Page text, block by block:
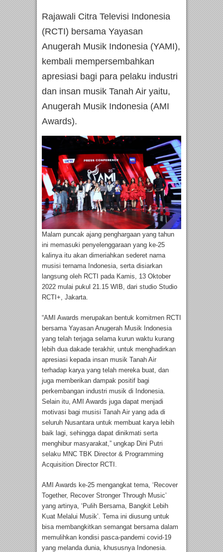
Rajawali Citra Televisi Indonesia
(RCTI) bersama Yayasan
Anugerah Musik Indonesia (YAMI),
kembali mempersembahkan
apresiasi bagi para pelaku industri
dan insan musik Tanah Air yaitu,
Anugerah Musik Indonesia (AMI
Awards).
Malam puncak ajang penghargaan yang tahun
ini memasuki penyelenggaraan yang ke-25
kalinya itu akan dimeriahkan sederet nama
musisi ternama Indonesia, serta disiarkan
langsung oleh RCTI pada Kamis, 13 Oktober
2022 mulai pukul 21.15 WIB, dari studio Studio
RCTI+, Jakarta.
“AMI Awards merupakan bentuk komitmen RCTI
bersama Yayasan Anugerah Musik Indonesia
yang telah terjaga selama kurun waktu kurang
lebih dua dakade terakhir, untuk menghadirkan
apresiasi kepada insan musik Tanah Air
terhadap karya yang telah mereka buat, dan
juga memberikan dampak positif bagi
perkembangan industri musik di Indonesia.
Selain itu, AMI Awards juga dapat menjadi
motivasi bagi musisi Tanah Air yang ada di
seluruh Nusantara untuk membuat karya lebih
baik lagi, sehingga dapat dinikmati serta
menghibur masyarakat,” ungkap Dini Putri
selaku MNC TBK Director & Programming
Acquisition Director RCTI.
AMI Awards ke-25 mengangkat tema, ‘Recover
Together, Recover Stronger Through Music’
yang artinya, ‘Pulih Bersama, Bangkit Lebih
Kuat Melalui Musik’. Tema ini diusung untuk
bisa membangkitkan semangat bersama dalam
memulihkan kondisi pasca-pandemi covid-19
yang melanda dunia, khususnya Indonesia.